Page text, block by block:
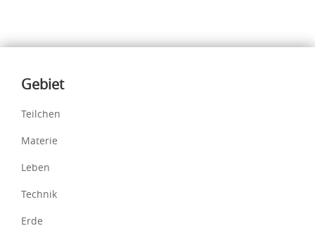
Inhalte
Gebiet
Teilchen
Materie
Leben
Technik
Erde